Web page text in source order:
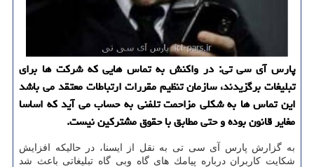
پارس آی سی تی: در واكنش به تماس هایی كه شركت ها برای
تبلیغات برگزیدند، سازمان تنظیم مقررات ارتباطات معتقد می باشد
این تماس ها به شكلی مزاحمت تلفنی به حساب می آید كه اساسا
مغایر قانون بوده و حتی مطابق با حقوق مشتركین نیست.
به گزارش پارس آی سی تی به نقل از ایسنا، در حالیكه افزایش
شكایت كاربران درباره پیامك های گاه وبی گاه تبلیغاتی باعث شد